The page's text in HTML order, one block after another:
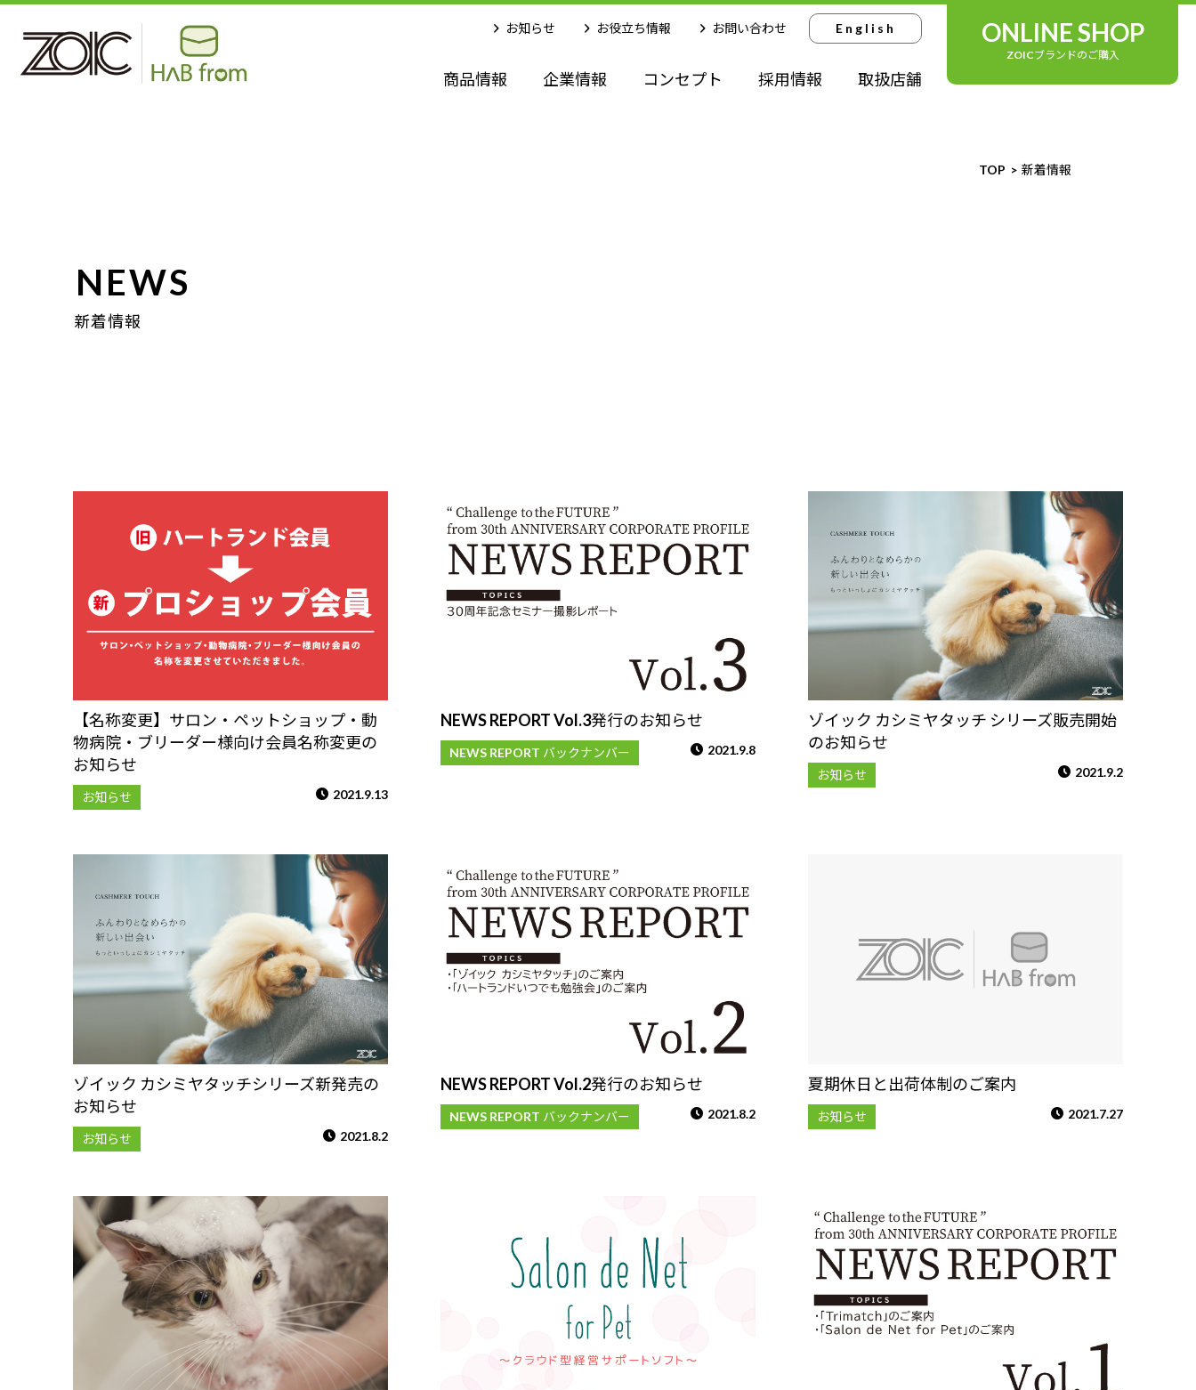
お知らせ お役立ち情報 お問い合わせ English
商品情報 企業情報 コンセプト 採用情報 取扱店舗
ONLINE SHOP
ZOICブランドのご購入
TOP 新着情報
NEWS
新着情報
【名称変更】サロン・ペットショップ・動
物病院・ブリーダー様向け会員名称変更の
お知らせ
お知らせ 2021.9.13
NEWS REPORT Vol.3発行のお知らせ
NEWS REPORT バックナンバー 2021.9.8
ゾイック カシミヤタッチ シリーズ販売開始
のお知らせ
お知らせ 2021.9.2
ゾイック カシミヤタッチシリーズ新発売の
お知らせ
お知らせ 2021.8.2
NEWS REPORT Vol.2発行のお知らせ
NEWS REPORT バックナンバー 2021.8.2
夏期休日と出荷体制のご案内
お知らせ 2021.7.27